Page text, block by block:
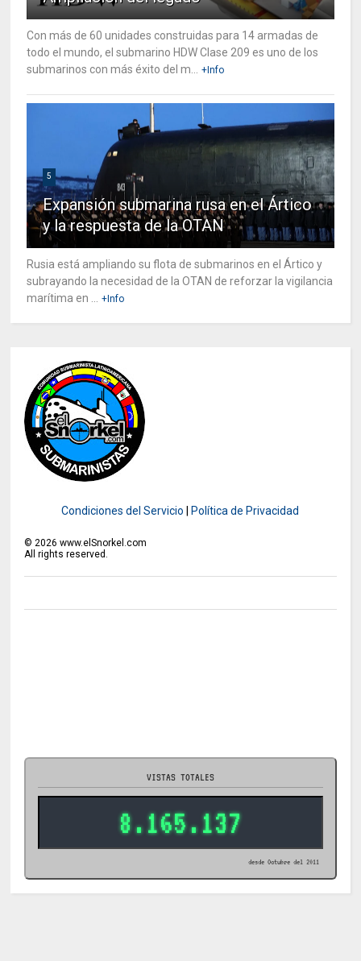
Con más de 60 unidades construidas para 14 armadas de
todo el mundo, el submarino HDW Clase 209 es uno de los
submarinos con más éxito del m...
+Info
5
Expansión submarina rusa en el Ártico
y la respuesta de la OTAN
Rusia está ampliando su flota de submarinos en el Ártico y
subrayando la necesidad de la OTAN de reforzar la vigilancia
marítima en ...
+Info
Condiciones del Servicio Política de Privacidad
© 2026 www.elSnorkel.com
All rights reserved.
VISTAS TOTALES
8.165.137
desde Octubre del 2011